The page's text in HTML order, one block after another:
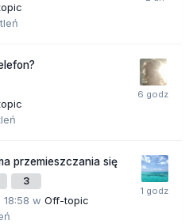
przemieszczania się
3
w Off-topic